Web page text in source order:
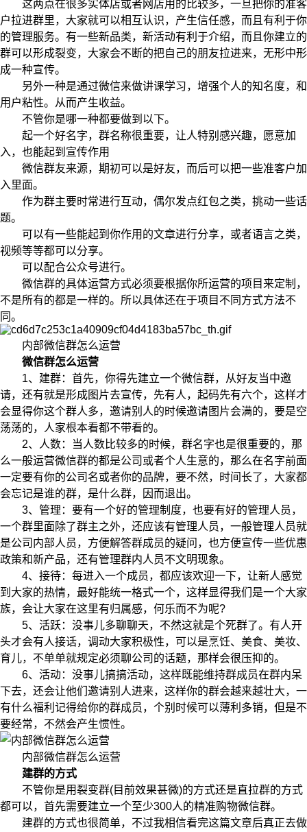
这两点在很多实体店或者网店用的比较多，一旦把你的准客
户拉进群里，大家就可以相互认识，产生信任感，而且有利于你
的管理服务。有一些新品类，新活动有利于介绍，而且你建立的
群可以形成裂变，大家会不断的把自己的朋友拉进来，无形中形
成一种宣传。
另外一种是通过微信来做讲课学习，增强个人的知名度，和
用户粘性。从而产生收益。
不管你是哪一种都要做到以下。
起一个好名字，群名称很重要，让人特别感兴趣，愿意加
入，也能起到宣传作用
微信群友来源，期初可以是好友，而后可以把一些准客户加
入里面。
作为群主要时常进行互动，偶尔发点红包之类，挑动一些话
题。
可以有一些能起到你作用的文章进行分享，或者语言之类，
视频等等都可以分享。
可以配合公众号进行。
微信群的具体运营方式必须要根据你所运营的项目来定制，
不是所有的都是一样的。所以具体还在于项目不同方式方法不
同。
内部微信群怎么运营
微信群怎么运营
1、建群：首先，你得先建立一个微信群，从好友当中邀
请，还有就是形成图片去宣传，先有人，起码先有六个，这样才
会显得你这个群人多，邀请别人的时候邀请图片会满的，要是空
荡荡的，人家根本看都不带看的。
2、人数：当人数比较多的时候，群名字也是很重要的，那
么一般运营微信群的都是公司或者个人生意的，那么在名字前面
一定要有你的公司名或者你的品牌，要不然，时间长了，大家都
会忘记是谁的群，是什么群，因而退出。
3、管理：要有一个好的管理制度，也要有好的管理人员，
一个群里面除了群主之外，还应该有管理人员，一般管理人员就
是公司内部人员，方便解答群成员的疑问，也方便宣传一些优惠
政策和新产品，还有管理群内人员不文明现象。
4、接待：每进入一个成员，都应该欢迎一下，让新人感觉
到大家的热情，最好能统一格式一个，这样显得我们是一个大家
族，会让大家在这里有归属感，何乐而不为呢?
5、活跃：没事儿多聊聊天，不然这就是个死群了。有人开
头才会有人接话，调动大家积极性，可以是烹饪、美食、美妆、
育儿，不单单就规定必须聊公司的话题，那样会很压抑的。
6、活动：没事儿搞搞活动，这样既能维持群成员在群内呆
下去，还会让他们邀请别人进来，这样你的群会越来越壮大，一
有什么福利记得给你的群成员，个别时候可以薄利多销，但是不
要经常，不然会产生惯性。
内部微信群怎么运营
建群的方式
不管你是用裂变群(目前效果甚微)的方式还是直拉群的方式
都可以，首先需要建立一个至少300人的精准购物微信群。
建群的方式也很简单，不过我相信看完这篇文章后真正去做